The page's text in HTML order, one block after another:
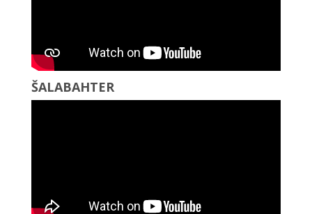
ŠALABAHTER